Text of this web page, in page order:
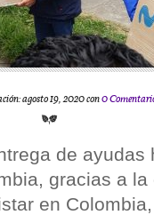
agosto 19, 2020 con0
de
gracias a
en